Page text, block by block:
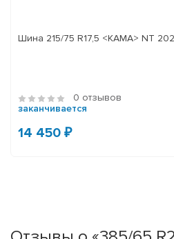
0 отзывов
заканчивается
14 450 ₽